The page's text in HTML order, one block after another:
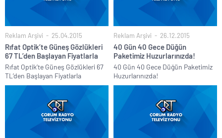
Reklam Arşivi 25.04.2015
Rıfat Optik’te Güneş Gözlükleri
67 TL’den Başlayan Fiyatlarla
Rıfat Optik’te Güneş Gözlükleri 67
TL’den Başlayan Fiyatlarla
Reklam Arşivi 26.12.2015
40 Gün 40 Gece Düğün
Paketimiz Huzurlarınızda!
40 Gün 40 Gece Düğün Paketimiz
Huzurlarınızda!